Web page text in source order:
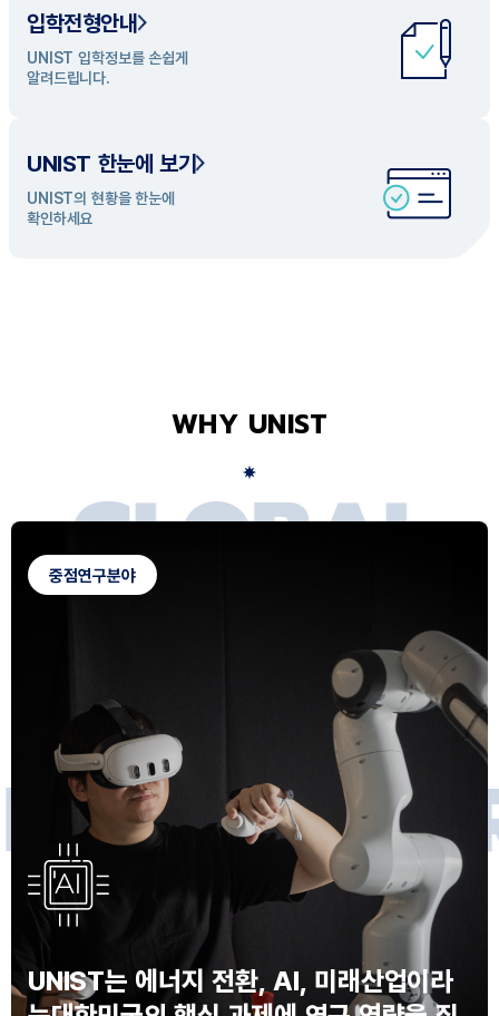
UNIST 학과 소개
UNIST의 개성있는 학과들을
탐색해 보세요
입학전형안내
UNIST 입학정보를 손쉽게
알려드립니다.
UNIST 한눈에 보기
UNIST의 현황을 한눈에
확인하세요
WHY UNIST
GLOBAL
CA S
R
FU TU RE
NNOVATO
S
중점연구분야
UNIST는 에너지 전환, AI, 미래산업이라